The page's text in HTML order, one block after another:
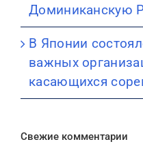
Доминиканскую
В Японии
важных
касающихся
Свежие комментарии